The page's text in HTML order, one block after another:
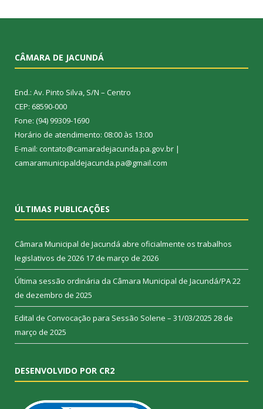
CÂMARA DE JACUNDÁ
End.: Av. Pinto Silva, S/N – Centro
CEP: 68590-000
Fone: (94) 99309-1690
Horário de atendimento: 08:00 às 13:00
E-mail: contato@camaradejacunda.pa.gov.br |
camaramunicipaldejacunda.pa@gmail.com
ÚLTIMAS PUBLICAÇÕES
Câmara Municipal de Jacundá abre oficialmente os trabalhos
legislativos de 2026 17 de março de 2026
Última sessão ordinária da Câmara Municipal de Jacundá/PA22
de dezembro de 2025
Edital de Convocação para Sessão Solene – 31/03/2025 28 de
março de 2025
DESENVOLVIDO POR CR2